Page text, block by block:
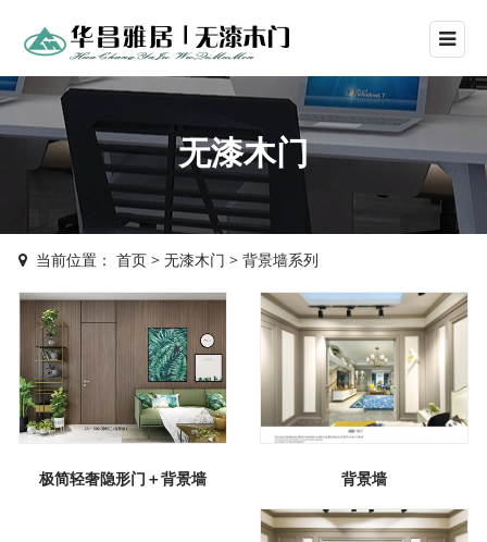
无漆木门
当前位置：首页 >无漆木门 >背景墙系列
极简轻奢隐形门＋背景墙 背景墙